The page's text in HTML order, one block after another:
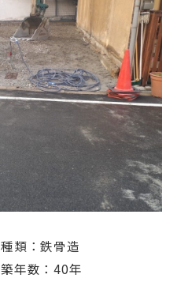
種類：鉄骨造
築年数：40年